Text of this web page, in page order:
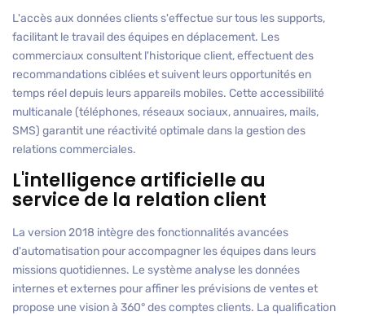
L'accès aux données clients s'effectue sur tous les supports,
facilitant le travail des équipes en déplacement. Les
commerciaux consultent l'historique client, effectuent des
recommandations ciblées et suivent leurs opportunités en
temps réel depuis leurs appareils mobiles. Cette accessibilité
multicanale (téléphones, réseaux sociaux, annuaires, mails,
SMS) garantit une réactivité optimale dans la gestion des
relations commerciales.
L'intelligence artificielle au
service de la relation client
La version 2018 intègre des fonctionnalités avancées
d'automatisation pour accompagner les équipes dans leurs
missions quotidiennes. Le système analyse les données
internes et externes pour affiner les prévisions de ventes et
propose une vision à 360° des comptes clients. La qualification